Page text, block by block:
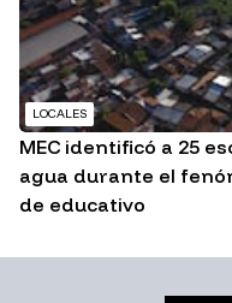
LOCALES
MEC identificó a 25
agua durante el
de educativo